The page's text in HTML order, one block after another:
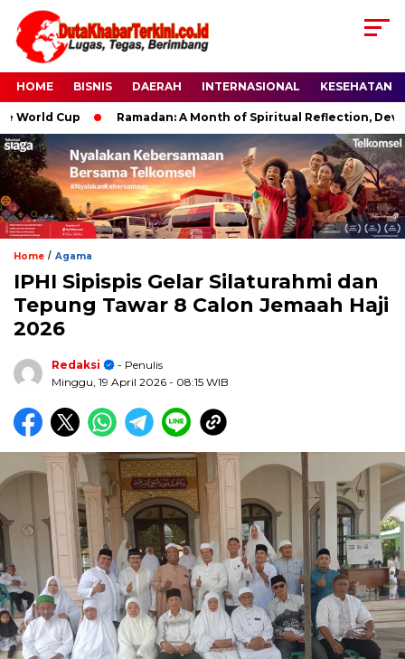
HOME BISNIS DAERAH INTERNASIONAL KESEHATAN
Cup Ramadan: A Month of Spiritual Reflection,
Home / Agama
IPHI Sipispis Gelar Silaturahmi dan
Tepung Tawar 8 Calon Jemaah Haji
2026
Redaksi
- Penulis
Minggu, 19 April 2026 - 08:15 WIB